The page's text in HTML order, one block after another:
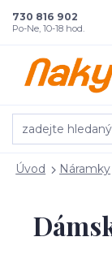
730 816 902
Po-Ne, 10-18 hod.
Úvod Náramky